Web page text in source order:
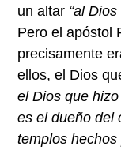
un altar “al
Pero el apóstol
precisamente
ellos, el Dios
el Dios que
es el dueño del
templos hechos